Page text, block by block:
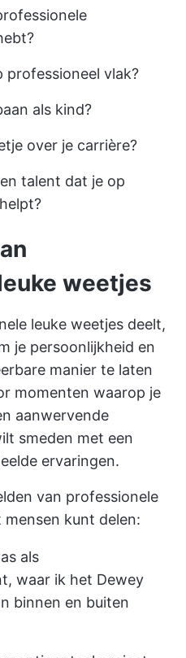
professioneel vlak?
als kind?
over je carrière?
talent dat je op
weetjes
leuke weetjes deelt,
je persoonlijkheid en
manier te laten
momenten waarop je
aanwervende
smeden met een
ervaringen.
van professionele
mensen kunt delen:
als
waar ik het Dewey
binnen en buiten